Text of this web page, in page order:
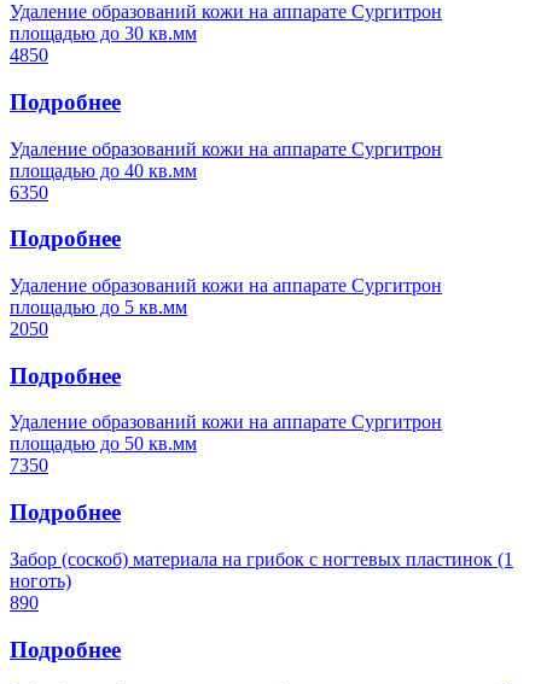
Удаление образований кожи на аппарате Сургитрон
площадью до 30 кв.мм
4850
Подробнее
Удаление образований кожи на аппарате Сургитрон
площадью до 40 кв.мм
6350
Подробнее
Удаление образований кожи на аппарате Сургитрон
площадью до 5 кв.мм
2050
Подробнее
Удаление образований кожи на аппарате Сургитрон
площадью до 50 кв.мм
7350
Подробнее
Забор (соскоб) материала на грибок с ногтевых пластинок (1
ноготь)
890
Подробнее